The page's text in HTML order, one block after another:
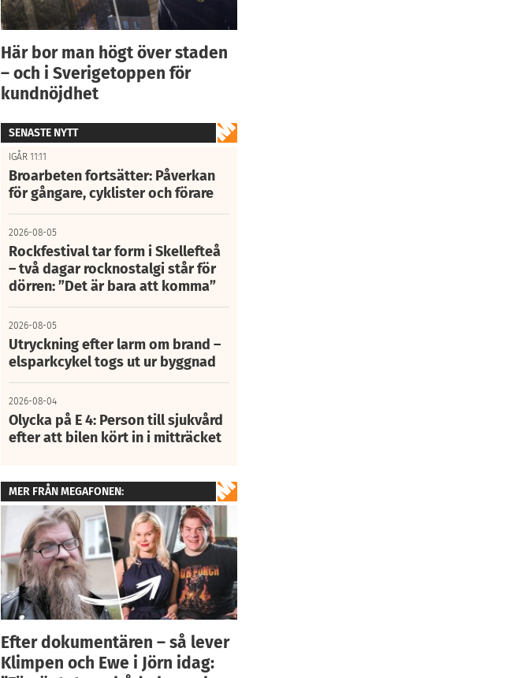
Här bor man högt över staden
– och i Sverigetoppen för
kundnöjdhet
SENASTE NYTT
IGÅR 11:11
Broarbeten fortsätter: Påverkan
för gångare, cyklister och förare
2026-08-05
Rockfestival tar form i Skellefteå
– två dagar rocknostalgi står för
dörren: ”Det är bara att komma”
2026-08-05
Utryckning efter larm om brand –
elsparkcykel togs ut ur byggnad
2026-08-04
Olycka på E 4: Person till sjukvård
efter att bilen kört in i mitträcket
MER FRÅN MEGAFONEN:
Efter dokumentären – så lever
Klimpen och Ewe i Jörn idag: